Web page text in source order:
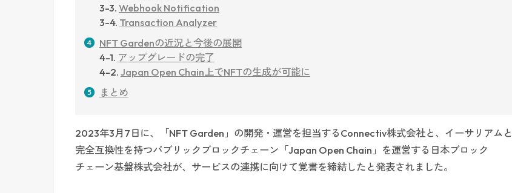
3-3. Webhook Notification
3-4. Transaction Analyzer
NFT Gardenの近況と今後の展開
4-1. アップグレードの完了
4-2. Japan Open Chain上でNFTの生成が可能に
まとめ
2023年3月7日に、「NFT Garden」の開発・運営を担当するConnectiv株式会社と、イーサリアムと
完全互換性を持つパブリックブロックチェーン「Japan Open Chain」を運営する日本ブロック
チェーン基盤株式会社が、サービスの連携に向けて覚書を締結したと発表されました。